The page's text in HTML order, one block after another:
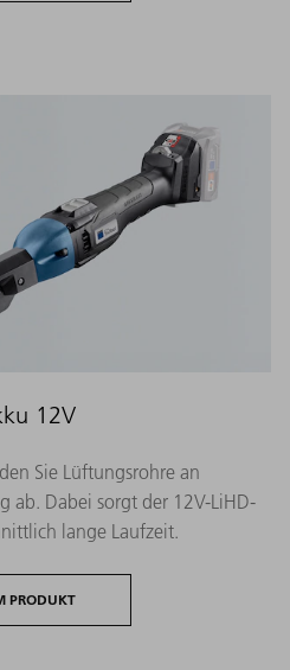
12V
Sie Lüftungsrohre an
ab. Dabei sorgt der 12V-LiHD-
lange Laufzeit.
PRODUKT